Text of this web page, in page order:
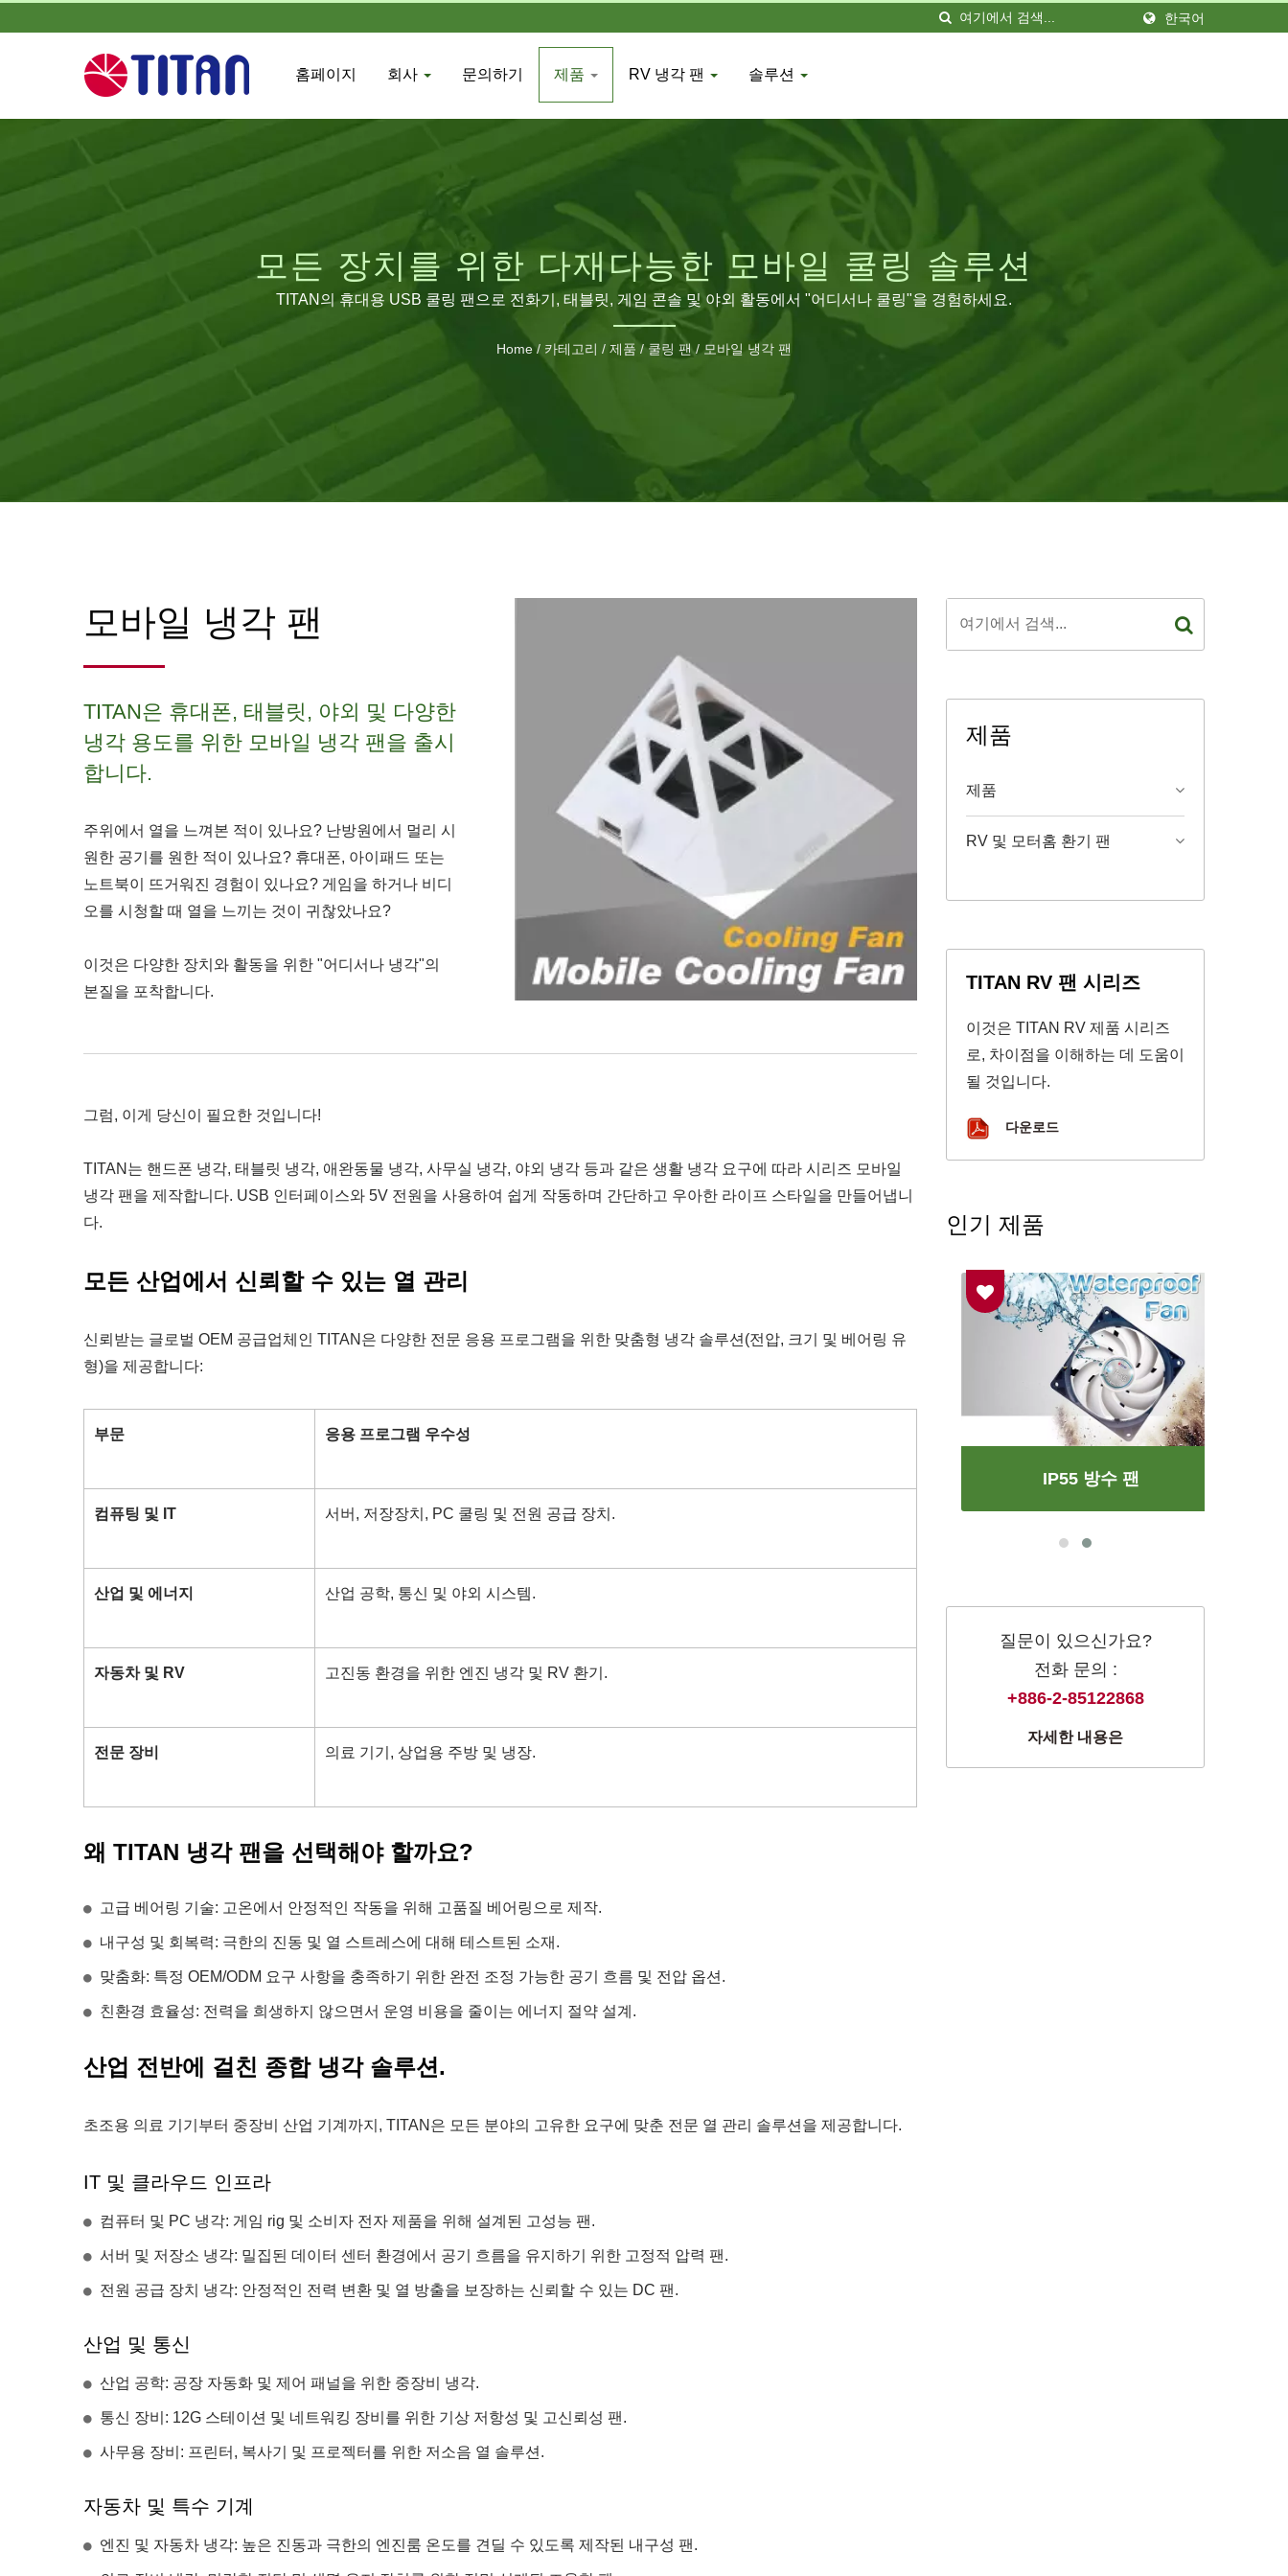
한국어
홈페이지 회사 문의하기 제품 RV 냉각 팬 솔루션
모든 장치를 위한 다재다능한 모바일 쿨링 솔루션
TITAN의 휴대용 USB 쿨링 팬으로 전화기, 태블릿, 게임 콘솔 및 야외 활동에서 "어디서나 쿨링"을 경험하세요.
Home / 카테고리 / 제품 / 쿨링 팬 / 모바일 냉각 팬
모바일 냉각 팬
TITAN은 휴대폰, 태블릿, 야외 및 다양한
냉각 용도를 위한 모바일 냉각 팬을 출시
합니다.
주위에서 열을 느껴본 적이 있나요? 난방원에서 멀리 시
원한 공기를 원한 적이 있나요? 휴대폰, 아이패드 또는
노트북이 뜨거워진 경험이 있나요? 게임을 하거나 비디
오를 시청할 때 열을 느끼는 것이 귀찮았나요?
이것은 다양한 장치와 활동을 위한 "어디서나 냉각"의
본질을 포착합니다.
그럼, 이게 당신이 필요한 것입니다!
TITAN는 핸드폰 냉각, 태블릿 냉각, 애완동물 냉각, 사무실 냉각, 야외 냉각 등과 같은 생활 냉각 요구에 따라 시리즈 모바일
냉각 팬을 제작합니다. USB 인터페이스와 5V 전원을 사용하여 쉽게 작동하며 간단하고 우아한 라이프 스타일을 만들어냅니
다.
모든 산업에서 신뢰할 수 있는 열 관리
신뢰받는 글로벌 OEM 공급업체인 TITAN은 다양한 전문 응용 프로그램을 위한 맞춤형 냉각 솔루션(전압, 크기 및 베어링 유
형)을 제공합니다:
부문 응용 프로그램 우수성
컴퓨팅 및 IT 서버, 저장장치, PC 쿨링 및 전원 공급 장치.
산업 및 에너지 산업 공학, 통신 및 야외 시스템.
자동차 및 RV 고진동 환경을 위한 엔진 냉각 및 RV 환기.
전문 장비 의료 기기, 상업용 주방 및 냉장.
왜 TITAN 냉각 팬을 선택해야 할까요?
고급 베어링 기술: 고온에서 안정적인 작동을 위해 고품질 베어링으로 제작.
내구성 및 회복력: 극한의 진동 및 열 스트레스에 대해 테스트된 소재.
맞춤화: 특정 OEM/ODM 요구 사항을 충족하기 위한 완전 조정 가능한 공기 흐름 및 전압 옵션.
친환경 효율성: 전력을 희생하지 않으면서 운영 비용을 줄이는 에너지 절약 설계.
산업 전반에 걸친 종합 냉각 솔루션.
초조용 의료 기기부터 중장비 산업 기계까지, TITAN은 모든 분야의 고유한 요구에 맞춘 전문 열 관리 솔루션을 제공합니다.
IT 및 클라우드 인프라
컴퓨터 및 PC 냉각: 게임 rig 및 소비자 전자 제품을 위해 설계된 고성능 팬.
서버 및 저장소 냉각: 밀집된 데이터 센터 환경에서 공기 흐름을 유지하기 위한 고정적 압력 팬.
전원 공급 장치 냉각: 안정적인 전력 변환 및 열 방출을 보장하는 신뢰할 수 있는 DC 팬.
산업 및 통신
산업 공학: 공장 자동화 및 제어 패널을 위한 중장비 냉각.
통신 장비: 12G 스테이션 및 네트워킹 장비를 위한 기상 저항성 및 고신뢰성 팬.
사무용 장비: 프린터, 복사기 및 프로젝터를 위한 저소음 열 솔루션.
자동차 및 특수 기계
엔진 및 자동차 냉각: 높은 진동과 극한의 엔진룸 온도를 견딜 수 있도록 제작된 내구성 팬.
제품
제품
RV 및 모터홈 환기 팬
TITAN RV 팬 시리즈
이것은 TITAN RV 제품 시리즈
로, 차이점을 이해하는 데 도움이
될 것입니다.
다운로드
인기 제품
IP55 방수 팬
질문이 있으신가요?
전화 문의 :
+886-2-85122868
자세한 내용은